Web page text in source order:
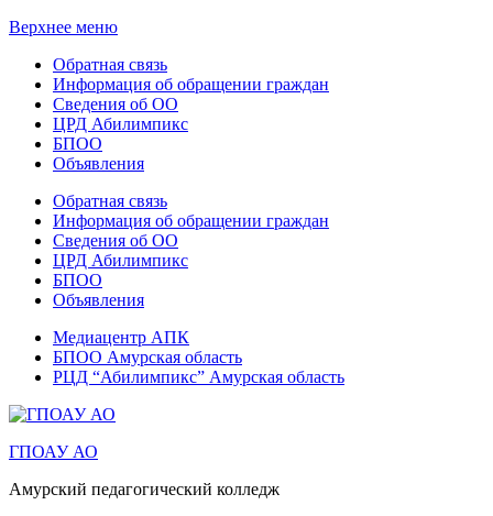
Верхнее меню
Обратная связь
Информация об обращении граждан
Сведения об ОО
ЦРД Абилимпикс
БПОО
Объявления
Обратная связь
Информация об обращении граждан
Сведения об ОО
ЦРД Абилимпикс
БПОО
Объявления
Медиацентр АПК
БПОО Амурская область
РЦД “Абилимпикс” Амурская область
ГПОАУ АО
Амурский педагогический колледж